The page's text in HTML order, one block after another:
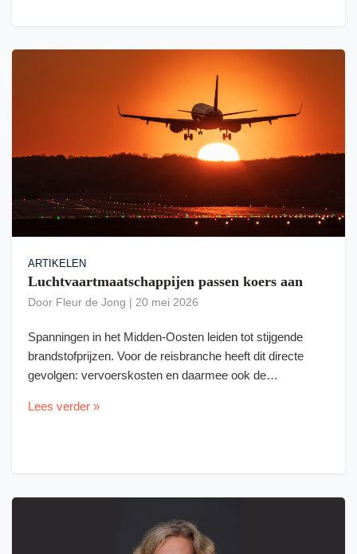
ARTIKELEN
Luchtvaartmaatschappijen passen koers aan
Door Fleur de Jong | 20 mei 2026
Spanningen in het Midden-Oosten leiden tot stijgende
brandstofprijzen. Voor de reisbranche heeft dit directe
gevolgen: vervoerskosten en daarmee ook de…
Lees verder »